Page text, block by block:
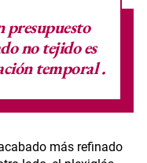
presupuesto
no tejido es
temporal.
más refinado